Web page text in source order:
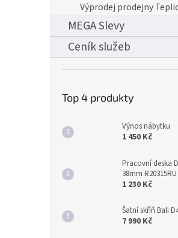
Výprodej prodejny
MEGA Slevy
Ceník služeb
Top 4 produkty
Výnos nábytku
1 450 Kč
Pracovní deska
38mm R20315RU
1 230 Kč
Šatní skříň Bali
7 990 Kč